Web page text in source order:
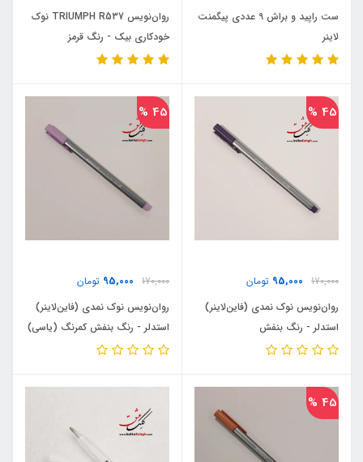
ست راپید و براش 9 عددی پیگمنت
لاینر
روان‌نویس TRIUMPH R537 نوک
خودکاری بیک - رنگ قرمز
45 %
170,000
95,000 تومان
روان‌نویس نوک نمدی (فاین‌لاینر)
استدلر - رنگ بنفش
45 %
170,000
95,000 تومان
روان‌نویس نوک نمدی (فاین‌لاینر)
استدلر - رنگ بنفش کمرنگ (یاسی)
45 %